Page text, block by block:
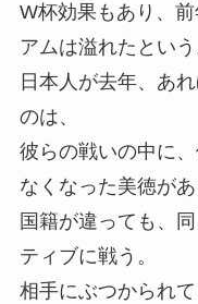
W杯効果もあり、
アムは溢れたという
日本人が去年、あ
のは、
彼らの戦いの中に
なくなった美徳があ
国籍が違っても、
ティブに戦う。
相手にぶつかられ